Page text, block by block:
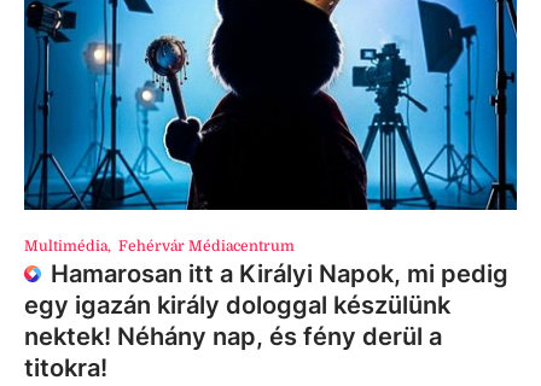
Multimédia, Fehérvár Médiacentrum
Hamarosan itt a Királyi Napok, mi pedig
egy igazán király dologgal készülünk
nektek! Néhány nap, és fény derül a
titokra!